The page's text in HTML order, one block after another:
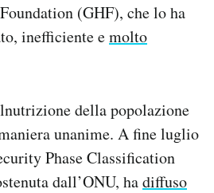
(GHF), che lo ha
inefficiente emolto
della popolazione
unanime. A fine luglio
Phase Classification
dall’ONU, hadiffuso